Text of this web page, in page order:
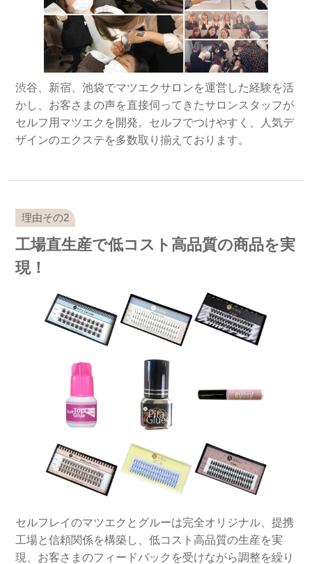
渋谷、新宿、池袋でマツエクサロンを運営した経験を活
かし、お客さまの声を直接伺ってきたサロンスタッフが
セルフ用マツエクを開発。セルフでつけやすく、人気デ
ザインのエクステを多数取り揃えております。
工場直生産で低コスト高品質の商品を実
現！
セルフレイのマツエクとグルーは完全オリジナル、提携
工場と信頼関係を構築し、低コスト高品質の生産を実
現、お客さまのフィードバックを受けながら調整を繰り